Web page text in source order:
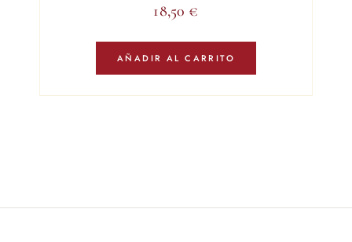
18,50 €
AÑADIR AL CARRITO